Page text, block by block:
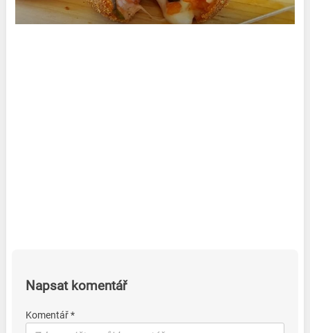
Napsat komentář
Komentář *